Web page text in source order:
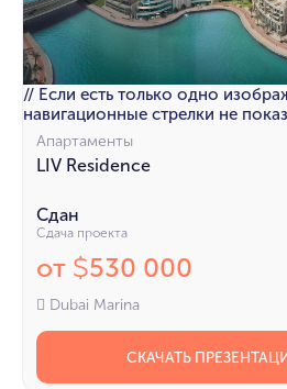
// Если есть только одно
навигационные стрелки не
Апартаменты
LIV Residence
Сдан
Сдача проекта
от $530 000
Dubai Marina
СКАЧАТЬ